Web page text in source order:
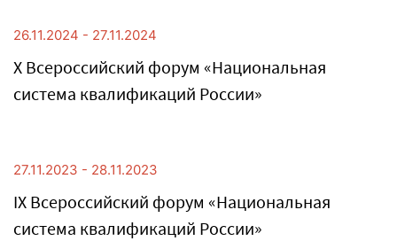
26.11.2024 - 27.11.2024
X Всероссийский форум «Национальная
система квалификаций России»
27.11.2023 - 28.11.2023
IX Всероссийский форум «Национальная
система квалификаций России»